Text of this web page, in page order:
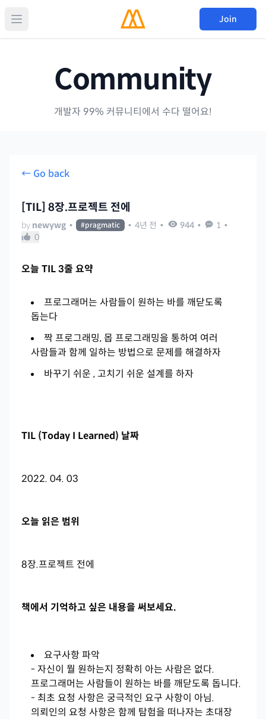
Join
Community
개발자 99% 커뮤니티에서 수다 떨어요!
← Go back
[TIL] 8장.프로젝트 전에
by newywg • #pragmatic • 4년 전 • 944 • 1 •
0
오늘 TIL 3줄 요약
프로그래머는 사람들이 원하는 바를 깨닫도록
돕는다
짝 프로그래밍, 몹 프로그래밍을 통하여 여러
사람들과 함께 일하는 방법으로 문제를 해결하자
바꾸기 쉬운 , 고치기 쉬운 설계를 하자
TIL (Today I Learned) 날짜
2022. 04. 03
오늘 읽은 범위
8장.프로젝트 전에
책에서 기억하고 싶은 내용을 써보세요.
요구사항 파악
- 자신이 뭘 원하는지 정확히 아는 사람은 없다.
프로그래머는 사람들이 원하는 바를 깨닫도록 돕니다.
- 최초 요청 사항은 궁극적인 요구 사항이 아님.
의뢰인의 요청 사항은 함께 탐험을 떠나자는 초대장